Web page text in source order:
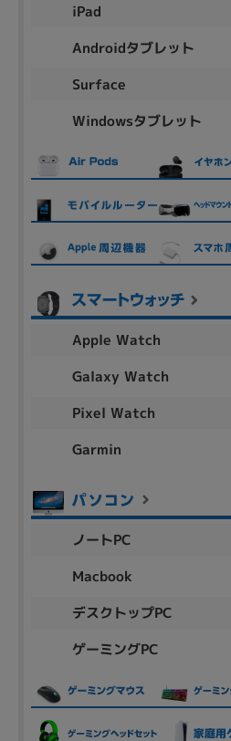
iPad
Androidタブレット
Surface
Windowsタブレット
Apple Watch
Galaxy Watch
Pixel Watch
Garmin
ノートPC
Macbook
デスクトップPC
ゲーミングPC
商品の搭載機能による絞り込み
Webカメラ内蔵
ランク
商品状態の絞り込み
新品/未使用 中古 新品
容量
~
円 ～